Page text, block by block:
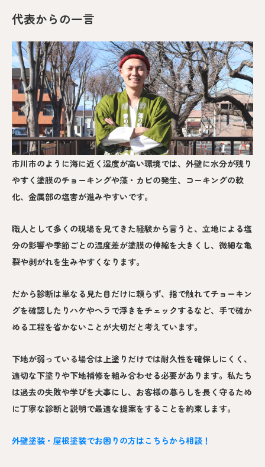
代表からの一言
市川市のように海に近く湿度が高い環境では、外壁に水分が残り
やすく塗膜のチョーキングや藻・カビの発生、コーキングの軟
化、金属部の塩害が進みやすいです。
職人として多くの現場を見てきた経験から言うと、立地による塩
分の影響や季節ごとの温度差が塗膜の伸縮を大きくし、微細な亀
裂や剥がれを生みやすくなります。
だから診断は単なる見た目だけに頼らず、指で触れてチョーキン
グを確認したりハケやヘラで浮きをチェックするなど、手で確か
める工程を省かないことが大切だと考えています。
下地が弱っている場合は上塗りだけでは耐久性を確保しにくく、
適切な下塗りや下地補修を組み合わせる必要があります。私たち
は過去の失敗や学びを大事にし、お客様の暮らしを長く守るため
に丁寧な診断と説明で最適な提案をすることを約束します。
外壁塗装・屋根塗装でお困りの方はこちらから相談！